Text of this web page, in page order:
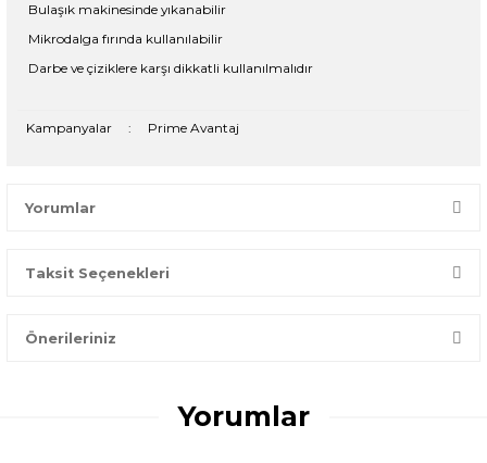
Bulaşık makinesinde yıkanabilir
Mikrodalga fırında kullanılabilir
Darbe ve çiziklere karşı dikkatli kullanılmalıdır
Kampanyalar : Prime Avantaj
Yorumlar
Bir dakikanızı ayırın, yorumunuzla başkalarının doğru seçim
Taksit Seçenekleri
Önerileriniz
konularda yetersiz gördüğünüz noktaları öneri formunu
kullanarak tarafımıza iletebilirsiniz.
Yorumlar